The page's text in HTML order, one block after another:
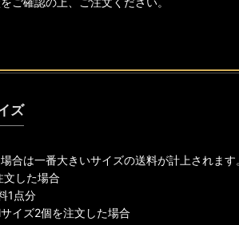
ズ
合は一番大きいサイズの送料が計上されます
文した場合
点分
イズ2個を注文した場合